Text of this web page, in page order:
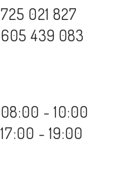
725 021 827
605 439 083
08:00 - 10:00
17:00 - 19:00